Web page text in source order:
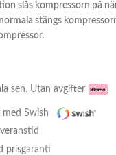
slås kompressorn på
stängs
sen. Utan avgifter
Swish
prisgaranti